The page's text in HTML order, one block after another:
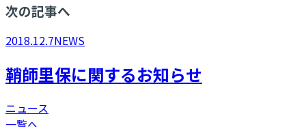
次の記事へ
2018.12.7NEWS
鞘師里保に関するお知らせ
ニュース